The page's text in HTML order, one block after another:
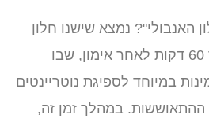
נמצא שישנו חלון
הזדמנויות של כ-30 עד 60 דקות לאחר אימון, שבו
במיוחד לספיגת נוטריינטים
במהלך זמן זה,